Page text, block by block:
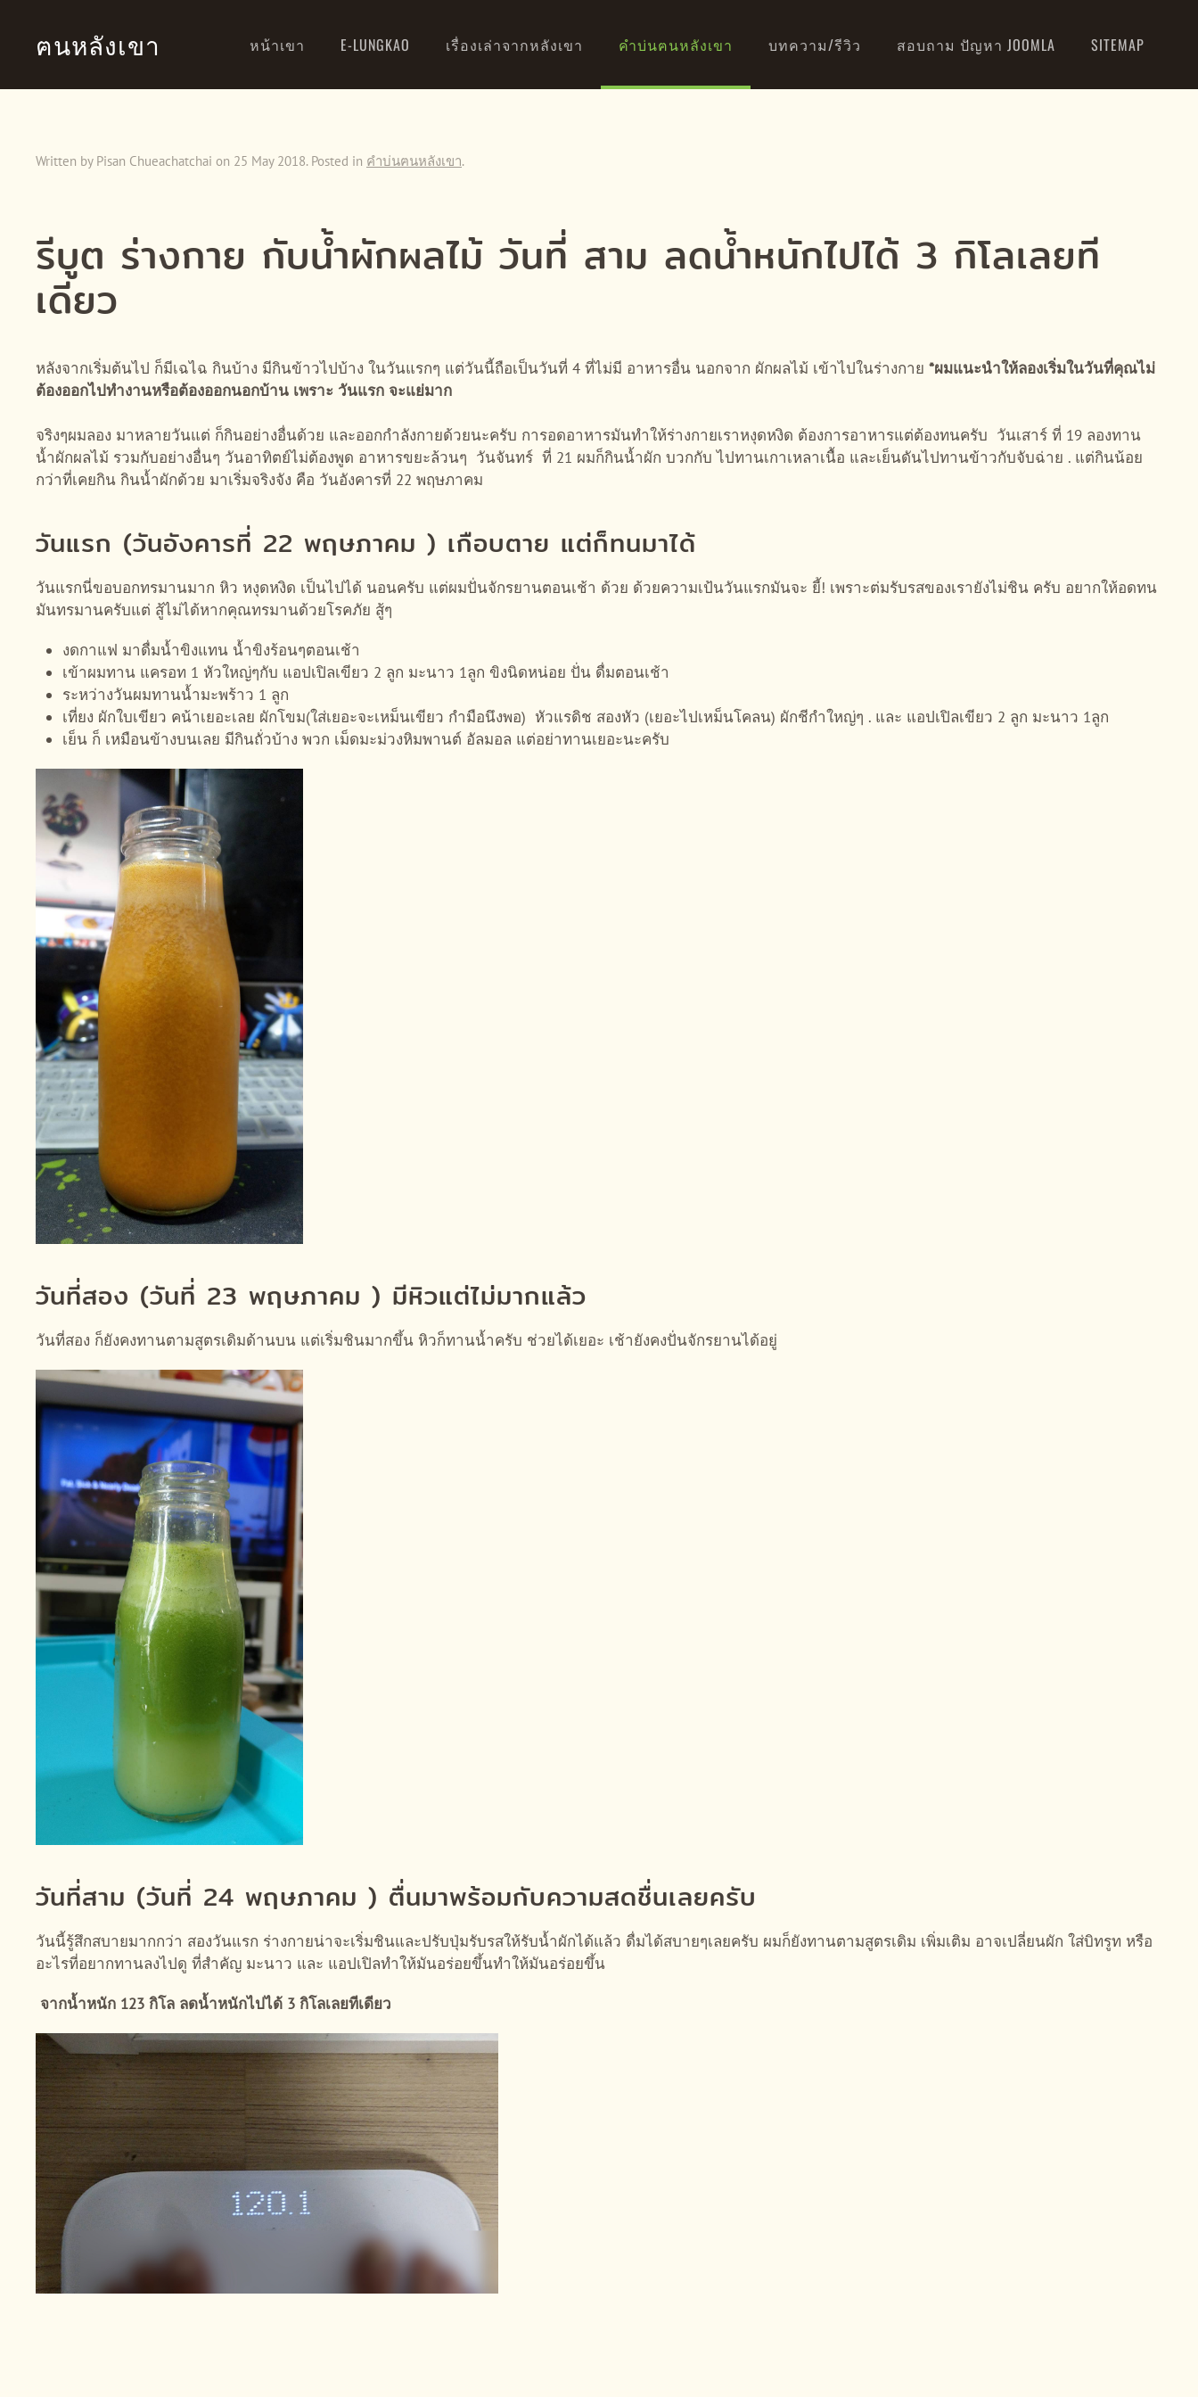
Skip to main content
ฅนหลังเขา หน้าเขา E-LUNGKAO เรื่องเล่าจากหลังเขา คำบ่นฅนหลังเขา บทความ/รีวิว สอบถาม ปัญหา JOOMLA SITEMAP
Written by Pisan Chueachatchai on 25 May 2018. Posted in คำบ่นฅนหลังเขา.
รีบูต ร่างกาย กับน้ำผักผลไม้ วันที่ สาม ลดน้ำหนักไปได้ 3 กิโลเลยที
เดียว
หลังจากเริ่มต้นไป ก็มีเฉไฉ กินบ้าง มีกินข้าวไปบ้าง ในวันแรกๆ แต่วันนี้ถือเป็นวันที่ 4 ที่ไม่มี อาหารอื่น นอกจาก ผักผลไม้ เข้าไปในร่างกาย *ผมแนะนำให้ลองเริ่มในวันที่คุณไม่
ต้องออกไปทำงานหรือต้องออกนอกบ้าน เพราะ วันแรก จะแย่มาก
จริงๆผมลอง มาหลายวันแต่ ก็กินอย่างอื่นด้วย และออกกำลังกายด้วยนะครับ การอดอาหารมันทำให้ร่างกายเราหงุดหงิด ต้องการอาหารแต่ต้องทนครับ วันเสาร์ ที่ 19 ลองทาน
น้ำผักผลไม้ รวมกับอย่างอื่นๆ วันอาทิตย์ไม่ต้องพูด อาหารขยะล้วนๆ วันจันทร์ ที่ 21 ผมก็กินน้ำผัก บวกกับ ไปทานเกาเหลาเนื้อ และเย็นดันไปทานข้าวกับจับฉ่าย . แต่กินน้อย
กว่าที่เคยกิน กินน้ำผักด้วย มาเริ่มจริงจัง คือ วันอังคารที่ 22 พฤษภาคม
วันแรก (วันอังคารที่ 22 พฤษภาคม ) เกือบตาย แต่ก็ทนมาได้
วันแรกนี่ขอบอกทรมานมาก หิว หงุดหงิด เป็นไปได้ นอนครับ แต่ผมปั่นจักรยานตอนเช้า ด้วย ด้วยความเป้นวันแรกมันจะ ยี้! เพราะต่มรับรสของเรายังไม่ชิน ครับ อยากให้อดทน
มันทรมานครับแต่ สู้ไม่ได้หากคุณทรมานด้วยโรคภัย สู้ๆ
งดกาแฟ มาดื่มน้ำขิงแทน น้ำขิงร้อนๆตอนเช้า
เข้าผมทาน แครอท 1 หัวใหญ่ๆกับ แอปเปิลเขียว 2 ลูก มะนาว 1ลูก ขิงนิดหน่อย ปั่น ดื่มตอนเช้า
ระหว่างวันผมทานน้ำมะพร้าว 1 ลูก
เที่ยง ผักใบเขียว คน้าเยอะเลย ผักโขม(ใส่เยอะจะเหม็นเขียว กำมือนึงพอ) หัวแรดิช สองหัว (เยอะไปเหม็นโคลน) ผักชีกำใหญ่ๆ . และ แอปเปิลเขียว 2 ลูก มะนาว 1ลูก
เย็น ก็ เหมือนข้างบนเลย มีกินถั่วบ้าง พวก เม็ดมะม่วงหิมพานต์ อัลมอล แต่อย่าทานเยอะนะครับ
วันที่สอง (วันที่ 23 พฤษภาคม ) มีหิวแต่ไม่มากแล้ว
วันที่สอง ก็ยังคงทานตามสูตรเดิมด้านบน แต่เริ่มชินมากขึ้น หิวก็ทานน้ำครับ ช่วยได้เยอะ เช้ายังคงปั่นจักรยานได้อยู่
วันที่สาม (วันที่ 24 พฤษภาคม ) ตื่นมาพร้อมกับความสดชื่นเลยครับ
วันนี้รู้สึกสบายมากกว่า สองวันแรก ร่างกายน่าจะเริ่มชินและปรับปุ่มรับรสให้รับน้ำผักได้แล้ว ดื่มได้สบายๆเลยครับ ผมก็ยังทานตามสูตรเดิม เพิ่มเติม อาจเปลี่ยนผัก ใส่บิทรูท หรือ
อะไรที่อยากทานลงไปดู ที่สำคัญ มะนาว และ แอปเปิลทำให้มันอร่อยขึ้นทำให้มันอร่อยขึ้น
จากน้ำหนัก 123 กิโล ลดน้ำหนักไปได้ 3 กิโลเลยทีเดียว